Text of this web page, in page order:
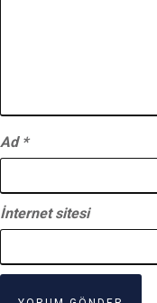
Ad *
İnternet sitesi